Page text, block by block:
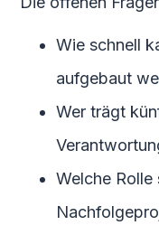
Wie schnell
aufgebaut
Wer trägt
Welche